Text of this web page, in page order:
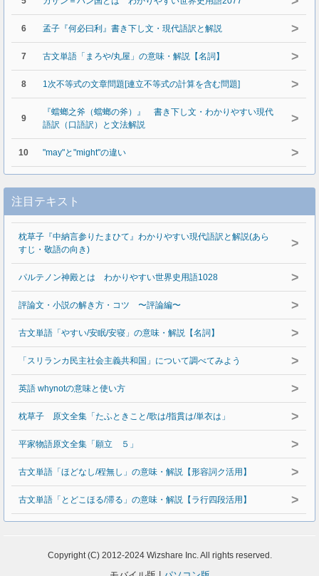
6 孟子『何必曰利』書き下し文・現代語訳と解説 >
7 古文単語「まろや/丸屋」の意味・解説【名詞】 >
8 1次不等式の文章問題[連立不等式の計算を含む問題] >
9
『蟷螂之斧（蟷螂の斧）』 書き下し文・わかりやすい現代
語訳（口語訳）と文法解説
>
10 "may"と"might"の違い >
注目テキスト
枕草子『中納言参りたまひて』わかりやすい現代語訳と解説(あら
すじ・敬語の向き)
>
パルテノン神殿とは わかりやすい世界史用語1028 >
評論文・小説の解き方・コツ 〜評論編〜 >
古文単語「やすい/安眠/安寝」の意味・解説【名詞】 >
「スリランカ民主社会主義共和国」について調べてみよう >
英語 whynotの意味と使い方 >
枕草子 原文全集「たふときこと/歌は/指貫は/単衣は」 >
平家物語原文全集「願立 ５」 >
古文単語「ほどなし/程無し」の意味・解説【形容詞ク活用】 >
古文単語「とどこほる/滞る」の意味・解説【ラ行四段活用】 >
Copyright (C) 2012-2024 Wizshare Inc. All rights reserved.